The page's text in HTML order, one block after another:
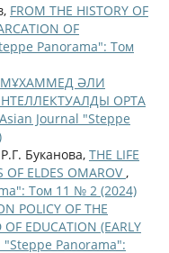
FROM THE HISTORY OF
OF
Panorama": Том
МҰХАММЕД ӘЛИ
ОРТА
Asian Journal "Steppe
Буканова, THE LIFE
OF ELDES OMAROV ,
Том 11 № 2 (2024)
POLICY OF THE
EDUCATION (EARLY
"Steppe Panorama":